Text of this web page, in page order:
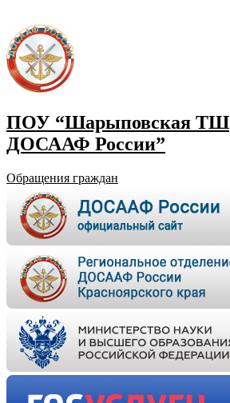
ПОУ “Шарыповская ТШ
ДОСААФ России”
Обращения граждан